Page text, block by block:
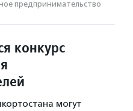
предпри­нима­тель­ство
конкурс
могут